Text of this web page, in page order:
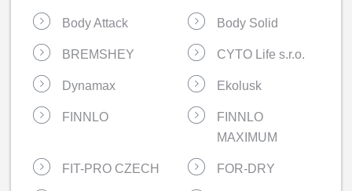
Body Attack Body Solid
BREMSHEY CYTO Life s.r.o.
Dynamax Ekolusk
FINNLO
FINNLO
MAXIMUM
FIT-PRO CZECH FOR-DRY